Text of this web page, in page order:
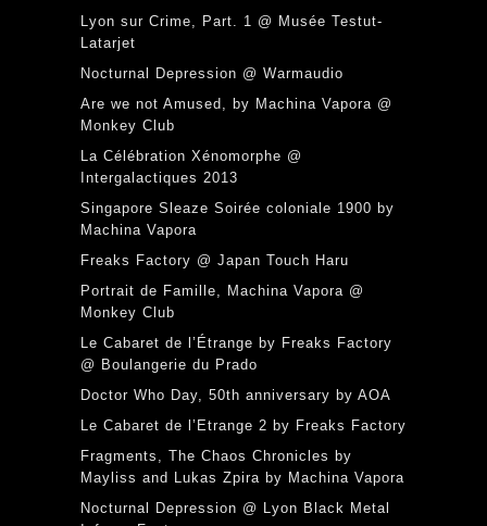
Lyon sur Crime, Part. 1 @ Musée Testut-
Latarjet
Nocturnal Depression @ Warmaudio
Are we not Amused, by Machina Vapora @
Monkey Club
La Célébration Xénomorphe @
Intergalactiques 2013
Singapore Sleaze Soirée coloniale 1900 by
Machina Vapora
Freaks Factory @ Japan Touch Haru
Portrait de Famille, Machina Vapora @
Monkey Club
Le Cabaret de l’Étrange by Freaks Factory
@ Boulangerie du Prado
Doctor Who Day, 50th anniversary by AOA
Le Cabaret de l’Etrange 2 by Freaks Factory
Fragments, The Chaos Chronicles by
Mayliss and Lukas Zpira by Machina Vapora
Nocturnal Depression @ Lyon Black Metal